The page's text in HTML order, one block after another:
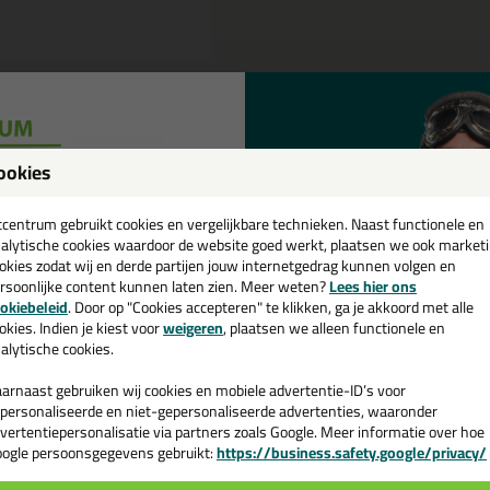
Video
Plus Levelling Keggen in
de Fix Plus Levelling Keggen in emmer in 500 stuks vandaag nog!
je meer weten over de toepassing en kenmerken van dit product?
gebruikt cookies en vergelijkbare technieken. Naast functionele en
cookies waardoor de website goed werkt, plaatsen we ook
zodat wij en derde partijen jouw internetgedrag kunnen volgen en
content kunnen laten zien. Meer weten?Lees hier ons
. Door op "Cookies accepteren" te klikken, ga je akkoord met alle
Indien je kiest voorweigeren, plaatsen we alleen functionele en
cookies.
gebruiken wij cookies en mobiele advertentie-ID’s voor
en niet-gepersonaliseerde advertenties, waaronder
via partners zoals Google. Meer informatie over hoe
persoonsgegevens gebruikt:https://business.safety.google/privacy/
💚
en ontvang een
€35,-bij je eerste bestelling!
de actiecode ›